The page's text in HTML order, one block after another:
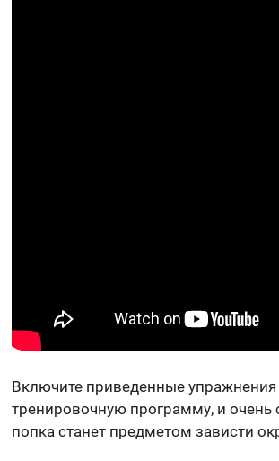
Включите приведенные
тренировочную программу, и очень
попка станет предметом зависти